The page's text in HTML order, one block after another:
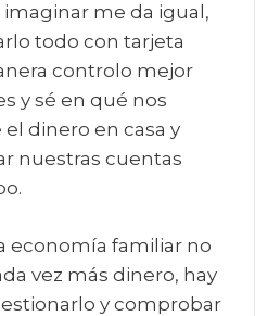
me da igual,
todo con tarjeta
controlo mejor
y sé en qué nos
dinero en casa y
nuestras cuentas
economía familiar no
vez más dinero, hay
y comprobar